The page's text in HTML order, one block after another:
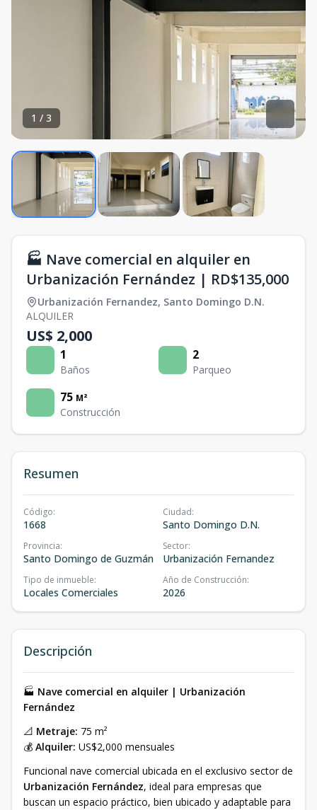
1 / 3
🏭 Nave comercial en alquiler en
Urbanización Fernández | RD$135,000
Urbanización Fernandez, Santo Domingo D.N.
ALQUILER
US$ 2,000
1
Baños
2
Parqueo
75 M²
Construcción
Resumen
Código:
1668
Ciudad:
Santo Domingo D.N.
Provincia:
Santo Domingo de Guzmán
Sector:
Urbanización Fernandez
Tipo de inmueble:
Locales Comerciales
Año de Construcción:
2026
Descripción
🏭 Nave comercial en alquiler | Urbanización
Fernández
📐 Metraje: 75 m²
💰 Alquiler: US$2,000 mensuales
Funcional nave comercial ubicada en el exclusivo sector de
Urbanización Fernández, ideal para empresas que
buscan un espacio práctico, bien ubicado y adaptable para